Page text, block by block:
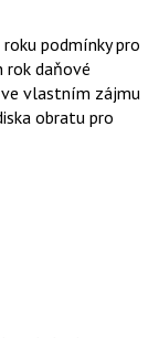
podmínky pro
rok daňové
ve vlastním zájmu
obratu pro